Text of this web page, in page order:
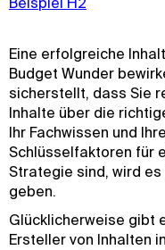
Eine erfolgreiche
Budget Wunder
sicherstellt, dass Sie
Inhalte über die
Ihr Fachwissen und
Schlüsselfaktoren für
Strategie sind, wird es
geben.
Glücklicherweise gibt
Ersteller von Inhalten